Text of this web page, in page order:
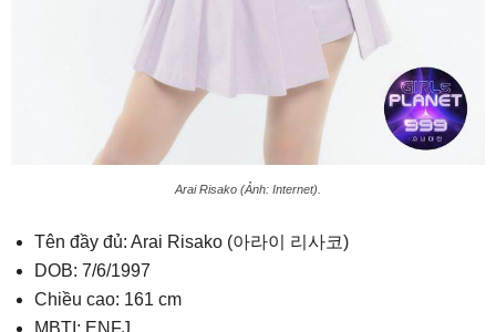
Arai Risako (Ảnh: Internet).
Tên đầy đủ: Arai Risako (아라이 리사코)
DOB: 7/6/1997
Chiều cao: 161 cm
MBTI: ENFJ